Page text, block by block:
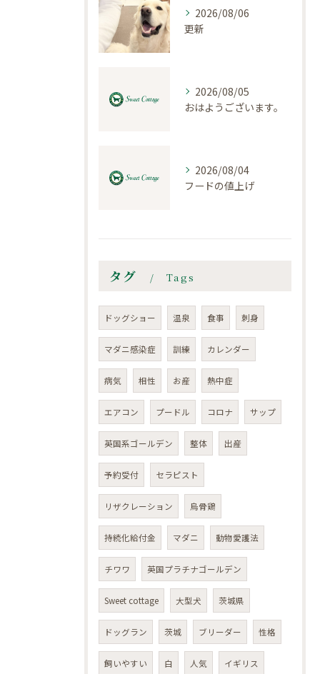
2026/08/06
更新
2026/08/05
おはようございます。
2026/08/04
フードの値上げ
タグ Tags
ドッグショー 温泉 食事 刺身
マダニ感染症 訓練 カレンダー
病気 相性 お産 熱中症
エアコン プードル コロナ サップ
英国系ゴールデン 整体 出産
予約受付 セラピスト
リザクレーション 烏骨鶏
持続化給付金 マダニ 動物愛護法
チワワ 英国プラチナゴールデン
Sweet cottage 大型犬 茨城県
ドッグラン 茨城 ブリーダー 性格
飼いやすい 白 人気 イギリス